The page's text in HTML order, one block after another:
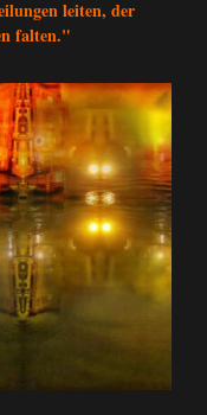
leiten, der
falten."